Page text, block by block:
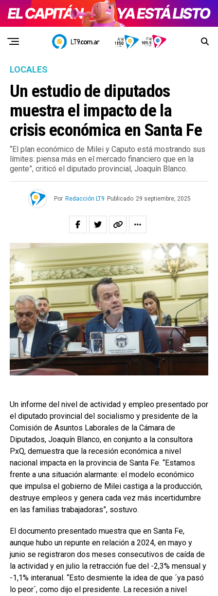
LOCALES
Un estudio de diputados
muestra el impacto de la
crisis económica en Santa Fe
“El plan económico de Milei y Caputo está mostrando sus
límites: piensa más en el mercado financiero que en la
gente”, criticó el diputado provincial, Joaquín Blanco.
Por Redacción LT9 Publicado 29 septiembre, 2025
Un informe del nivel de actividad y empleo presentado por
el diputado provincial del socialismo y presidente de la
Comisión de Asuntos Laborales de la Cámara de
Diputados, Joaquín Blanco, en conjunto a la consultora
PxQ, demuestra que la recesión económica a nivel
nacional impacta en la provincia de Santa Fe. “Estamos
frente a una situación alarmante: el modelo económico
que impulsa el gobierno de Milei castiga a la producción,
destruye empleos y genera cada vez más incertidumbre
en las familias trabajadoras”, sostuvo.
El documento presentado muestra que en Santa Fe,
aunque hubo un repunte en relación a 2024, en mayo y
junio se registraron dos meses consecutivos de caída de
la actividad y en julio la retracción fue del -2,3% mensual y
-1,1% interanual. “Esto desmiente la idea de que ´ya pasó
lo peor´, como dijo el presidente. La recesión a nivel